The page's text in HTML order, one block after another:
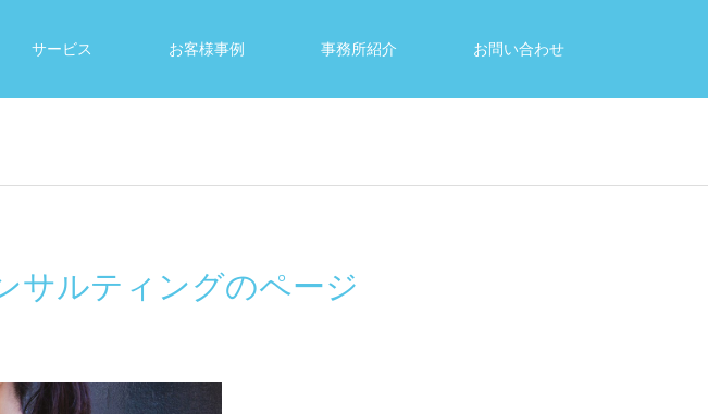
サービス お客様事例 事務所紹介 お問い合わせ
サルティングのページ